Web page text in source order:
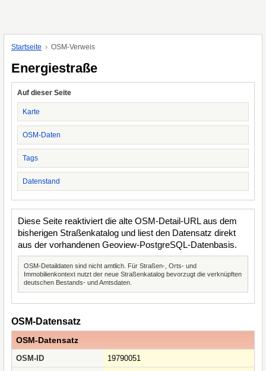
Startseite OSM-Verweis
Energiestraße
Auf dieser Seite
Karte
OSM-Daten
Tags
Datenstand
Diese Seite reaktiviert die alte OSM-Detail-URL aus dem
bisherigen Straßenkatalog und liest den Datensatz direkt
aus der vorhandenen Geoview-PostgreSQL-Datenbasis.
OSM-Detaildaten sind nicht amtlich. Für Straßen-, Orts- und
Immobilienkontext nutzt der neue Straßenkatalog bevorzugt die verknüpften
deutschen Bestands- und Amtsdaten.
OSM-Datensatz
OSM-Datensatz
OSM-ID
19790051